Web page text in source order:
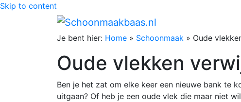
Skip to content
Je bent hier: Home » Schoonmaak » Oude
Oude vlekken
Ben je het zat om elke keer een nieuwe bank te
uitgaan? Of heb je een oude vlek die maar niet